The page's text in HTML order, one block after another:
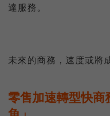
達服務。
未來的商務，速度或將
零售加速轉型快